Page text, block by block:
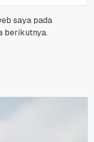
saya pada
berikutnya.